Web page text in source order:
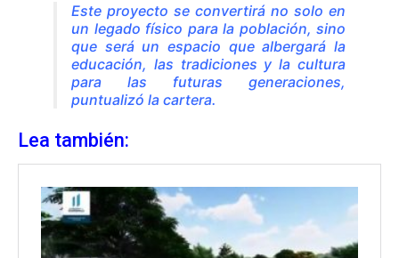
Este proyecto se convertirá no solo en
un legado físico para la población, sino
que será un espacio que albergará la
educación, las tradiciones y la cultura
para las futuras generaciones,
puntualizó la cartera.
Lea también: